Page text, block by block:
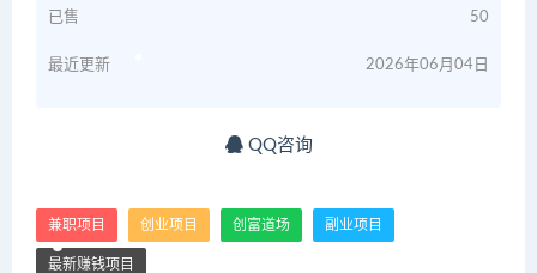
已售 50
最近更新 2026年06月04日
QQ咨询
兼职项目 创业项目 创富道场 副业项目
最新赚钱项目